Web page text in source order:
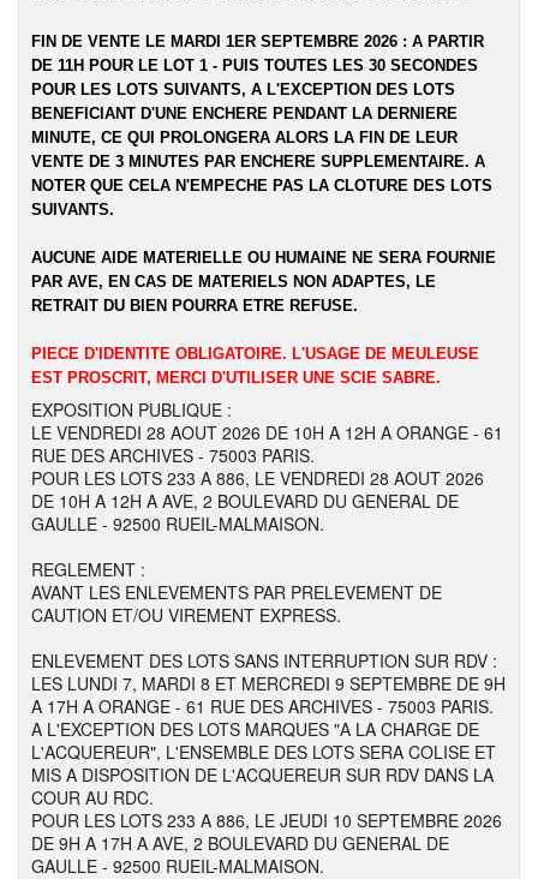
FIN DE VENTE LE MARDI 1ER SEPTEMBRE 2026 : A PARTIR
DE 11H POUR LE LOT 1 - PUIS TOUTES LES 30 SECONDES
POUR LES LOTS SUIVANTS, A L'EXCEPTION DES LOTS
BENEFICIANT D'UNE ENCHERE PENDANT LA DERNIERE
MINUTE, CE QUI PROLONGERA ALORS LA FIN DE LEUR
VENTE DE 3 MINUTES PAR ENCHERE SUPPLEMENTAIRE. A
NOTER QUE CELA N'EMPECHE PAS LA CLOTURE DES LOTS
SUIVANTS.
AUCUNE AIDE MATERIELLE OU HUMAINE NE SERA FOURNIE
PAR AVE, EN CAS DE MATERIELS NON ADAPTES, LE
RETRAIT DU BIEN POURRA ETRE REFUSE.
PIECE D'IDENTITE OBLIGATOIRE. L'USAGE DE MEULEUSE
EST PROSCRIT, MERCI D'UTILISER UNE SCIE SABRE.
EXPOSITION PUBLIQUE :
LE VENDREDI 28 AOUT 2026 DE 10H A 12H A ORANGE - 61
RUE DES ARCHIVES - 75003 PARIS.
POUR LES LOTS 233 A 886, LE VENDREDI 28 AOUT 2026
DE 10H A 12H A AVE, 2 BOULEVARD DU GENERAL DE
GAULLE - 92500 RUEIL-MALMAISON.
REGLEMENT :
AVANT LES ENLEVEMENTS PAR PRELEVEMENT DE
CAUTION ET/OU VIREMENT EXPRESS.
ENLEVEMENT DES LOTS SANS INTERRUPTION SUR RDV :
LES LUNDI 7, MARDI 8 ET MERCREDI 9 SEPTEMBRE DE 9H
A 17H A ORANGE - 61 RUE DES ARCHIVES - 75003 PARIS.
A L'EXCEPTION DES LOTS MARQUES "A LA CHARGE DE
L'ACQUEREUR", L'ENSEMBLE DES LOTS SERA COLISE ET
MIS A DISPOSITION DE L'ACQUEREUR SUR RDV DANS LA
COUR AU RDC.
POUR LES LOTS 233 A 886, LE JEUDI 10 SEPTEMBRE 2026
DE 9H A 17H A AVE, 2 BOULEVARD DU GENERAL DE
GAULLE - 92500 RUEIL-MALMAISON.